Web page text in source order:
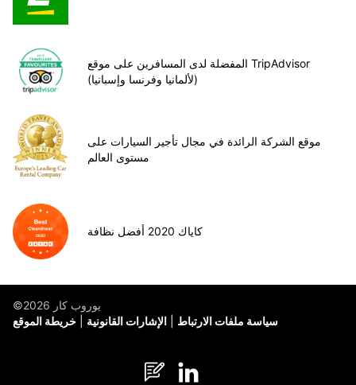
المفضلة لدى المسافرين على موقع TripAdvisor
(لألمانيا وفرنسا وإسبانيا)
موقع الشركة الرائدة في مجال تأجير السيارات على
مستوى العالم
كاياك 2020 أفضل نظافة
©يوروب كار 2026
خريطة الموقع
الإشارات القانونية سياسة ملفات الارتباط